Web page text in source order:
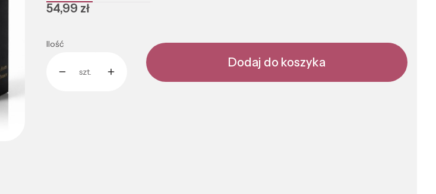
Cena
54,99 zł
Ilość
szt.
Dodaj do koszyka